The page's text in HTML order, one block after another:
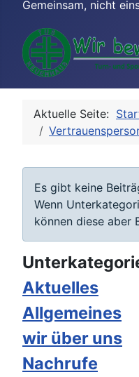
Gemeinsam, nicht
Aktuelle Seite:
Information
Es gibt keine
Wenn
können diese aber
Aktuelles
Allgemeines
wir über uns
Nachrufe